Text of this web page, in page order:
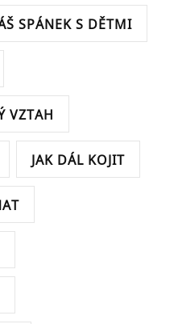
SPÁNEK S DĚTMI
VZTAH
JAK DÁL KOJIT